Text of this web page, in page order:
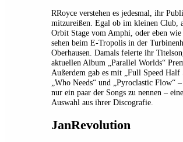
RRoyce verstehen es jedesmal, ihr
mitzureißen. Egal ob im kleinen Club,
Orbit Stage vom Amphi, oder eben wie
sehen beim E-Tropolis in der
Oberhausen. Damals feierte ihr
aktuellen Album „Parallel Worlds“
Außerdem gab es mit „Full Speed Half
„Who Needs“ und „Pyroclastic Flow“
nur ein paar der Songs zu nennen –
Auswahl aus ihrer Discografie.
JanRevolution